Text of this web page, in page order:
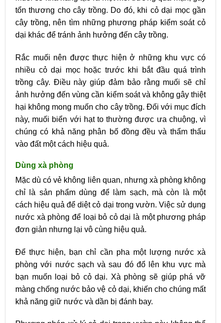
tổn thương cho cây trồng. Do đó, khi cỏ dại mọc gần
cây trồng, nên tìm những phương pháp kiểm soát cỏ
dại khác để tránh ảnh hưởng đến cây trồng.
Rắc muối nên được thực hiện ở những khu vực có
nhiều cỏ dại mọc hoặc trước khi bắt đầu quá trình
trồng cây. Điều này giúp đảm bảo rằng muối sẽ chỉ
ảnh hưởng đến vùng cần kiểm soát và không gây thiệt
hại không mong muốn cho cây trồng. Đối với mục đích
này, muối biển với hạt to thường được ưa chuộng, vì
chúng có khả năng phân bố đồng đều và thẩm thấu
vào đất một cách hiệu quả.
Dùng xà phòng
Mặc dù có vẻ không liên quan, nhưng xà phòng không
chỉ là sản phẩm dùng để làm sạch, mà còn là một
cách hiệu quả để diệt cỏ dại trong vườn. Việc sử dụng
nước xà phòng để loại bỏ cỏ dại là một phương pháp
đơn giản nhưng lại vô cùng hiệu quả.
Để thực hiện, bạn chỉ cần pha một lượng nước xà
phòng với nước sạch và sau đó đổ lên khu vực mà
bạn muốn loại bỏ cỏ dại. Xà phòng sẽ giúp phá vỡ
màng chống nước bảo vệ cỏ dại, khiến cho chúng mất
khả năng giữ nước và dần bị đánh bay.